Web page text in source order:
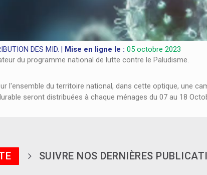
DES MID. | Mise en ligne le : 05 octobre 2023
du programme national de lutte contre le Paludisme.
l'ensemble du territoire national, dans cette optique, une
seront distribuées à chaque ménages du 07 au 18
SUIVRE NOS DERNIÈRES